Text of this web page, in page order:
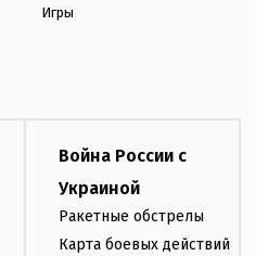
Игры
Война России с
Украиной
Ракетные обстрелы
Карта боевых действий